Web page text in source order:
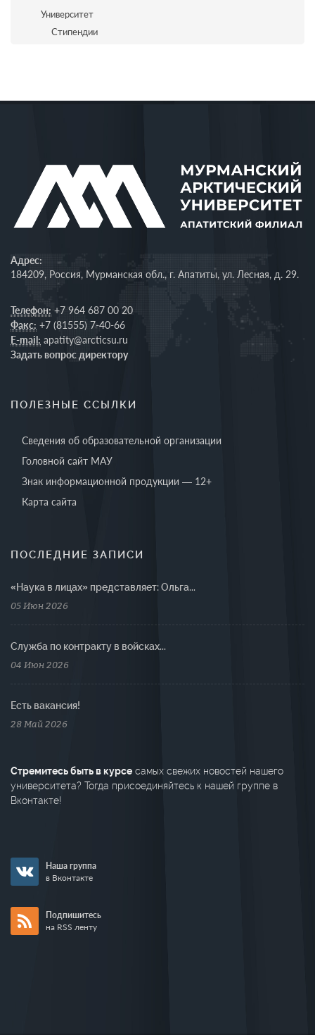
Университет
Стипендии
Адрес:
184209, Россия, Мурманская обл., г. Апатиты, ул. Лесная, д. 29.
Телефон: +7 964 687 00 20
Факс: +7 (81555) 7-40-66
E-mail: apatity@arcticsu.ru
Задать вопрос директору
ПОЛЕЗНЫЕ ССЫЛКИ
Сведения об образовательной организации
Головной сайт МАУ
Знак информационной продукции — 12+
Карта сайта
ПОСЛЕДНИЕ ЗАПИСИ
«Наука в лицах» представляет: Ольга...
05 Июн 2026
Cлужба по контракту в войсках...
04 Июн 2026
Есть вакансия!
28 Май 2026
Стремитесь быть в курсе самых свежих новостей нашего
университета? Тогда присоединяйтесь к нашей группе в
Вконтакте!
Наша группа
в Вконтакте
Подпишитесь
на RSS ленту